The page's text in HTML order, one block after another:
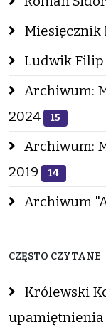
Miesięcznik
Ludwik Filip
Archiwum:
2024
15
Archiwum:
2019
14
Archiwum
CZĘSTO CZYTANE
Królewski
upamiętnienia